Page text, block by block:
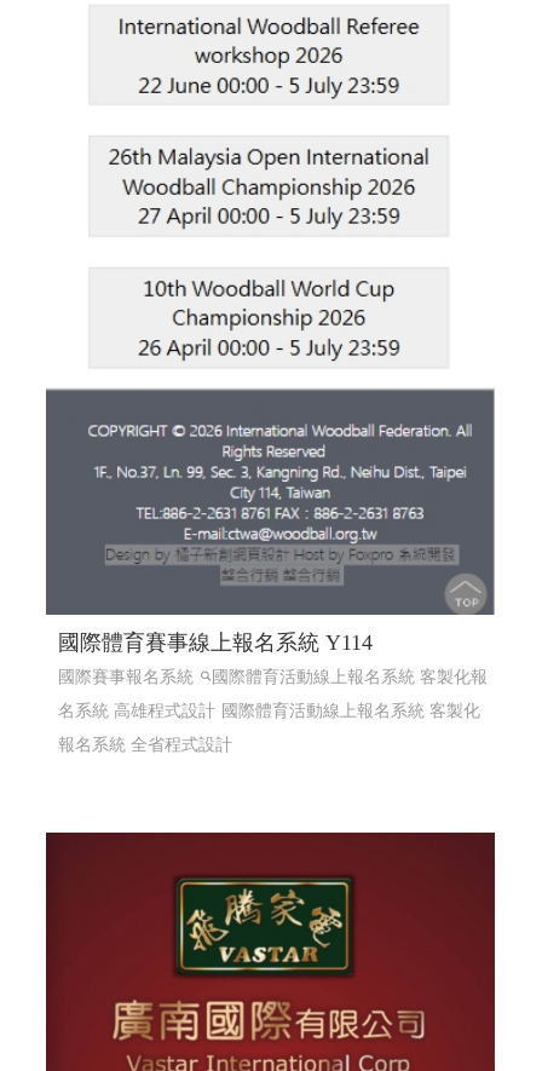
國際體育賽事線上報名系統 Y114
國際賽事報名系統
國際體育活動線上報名系統 客製化報
名系統 高雄程式設計 國際體育活動線上報名系統 客製化
報名系統 全省程式設計